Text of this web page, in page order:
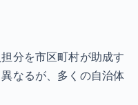
分を市区町村が助成す
なるが、多くの自治体